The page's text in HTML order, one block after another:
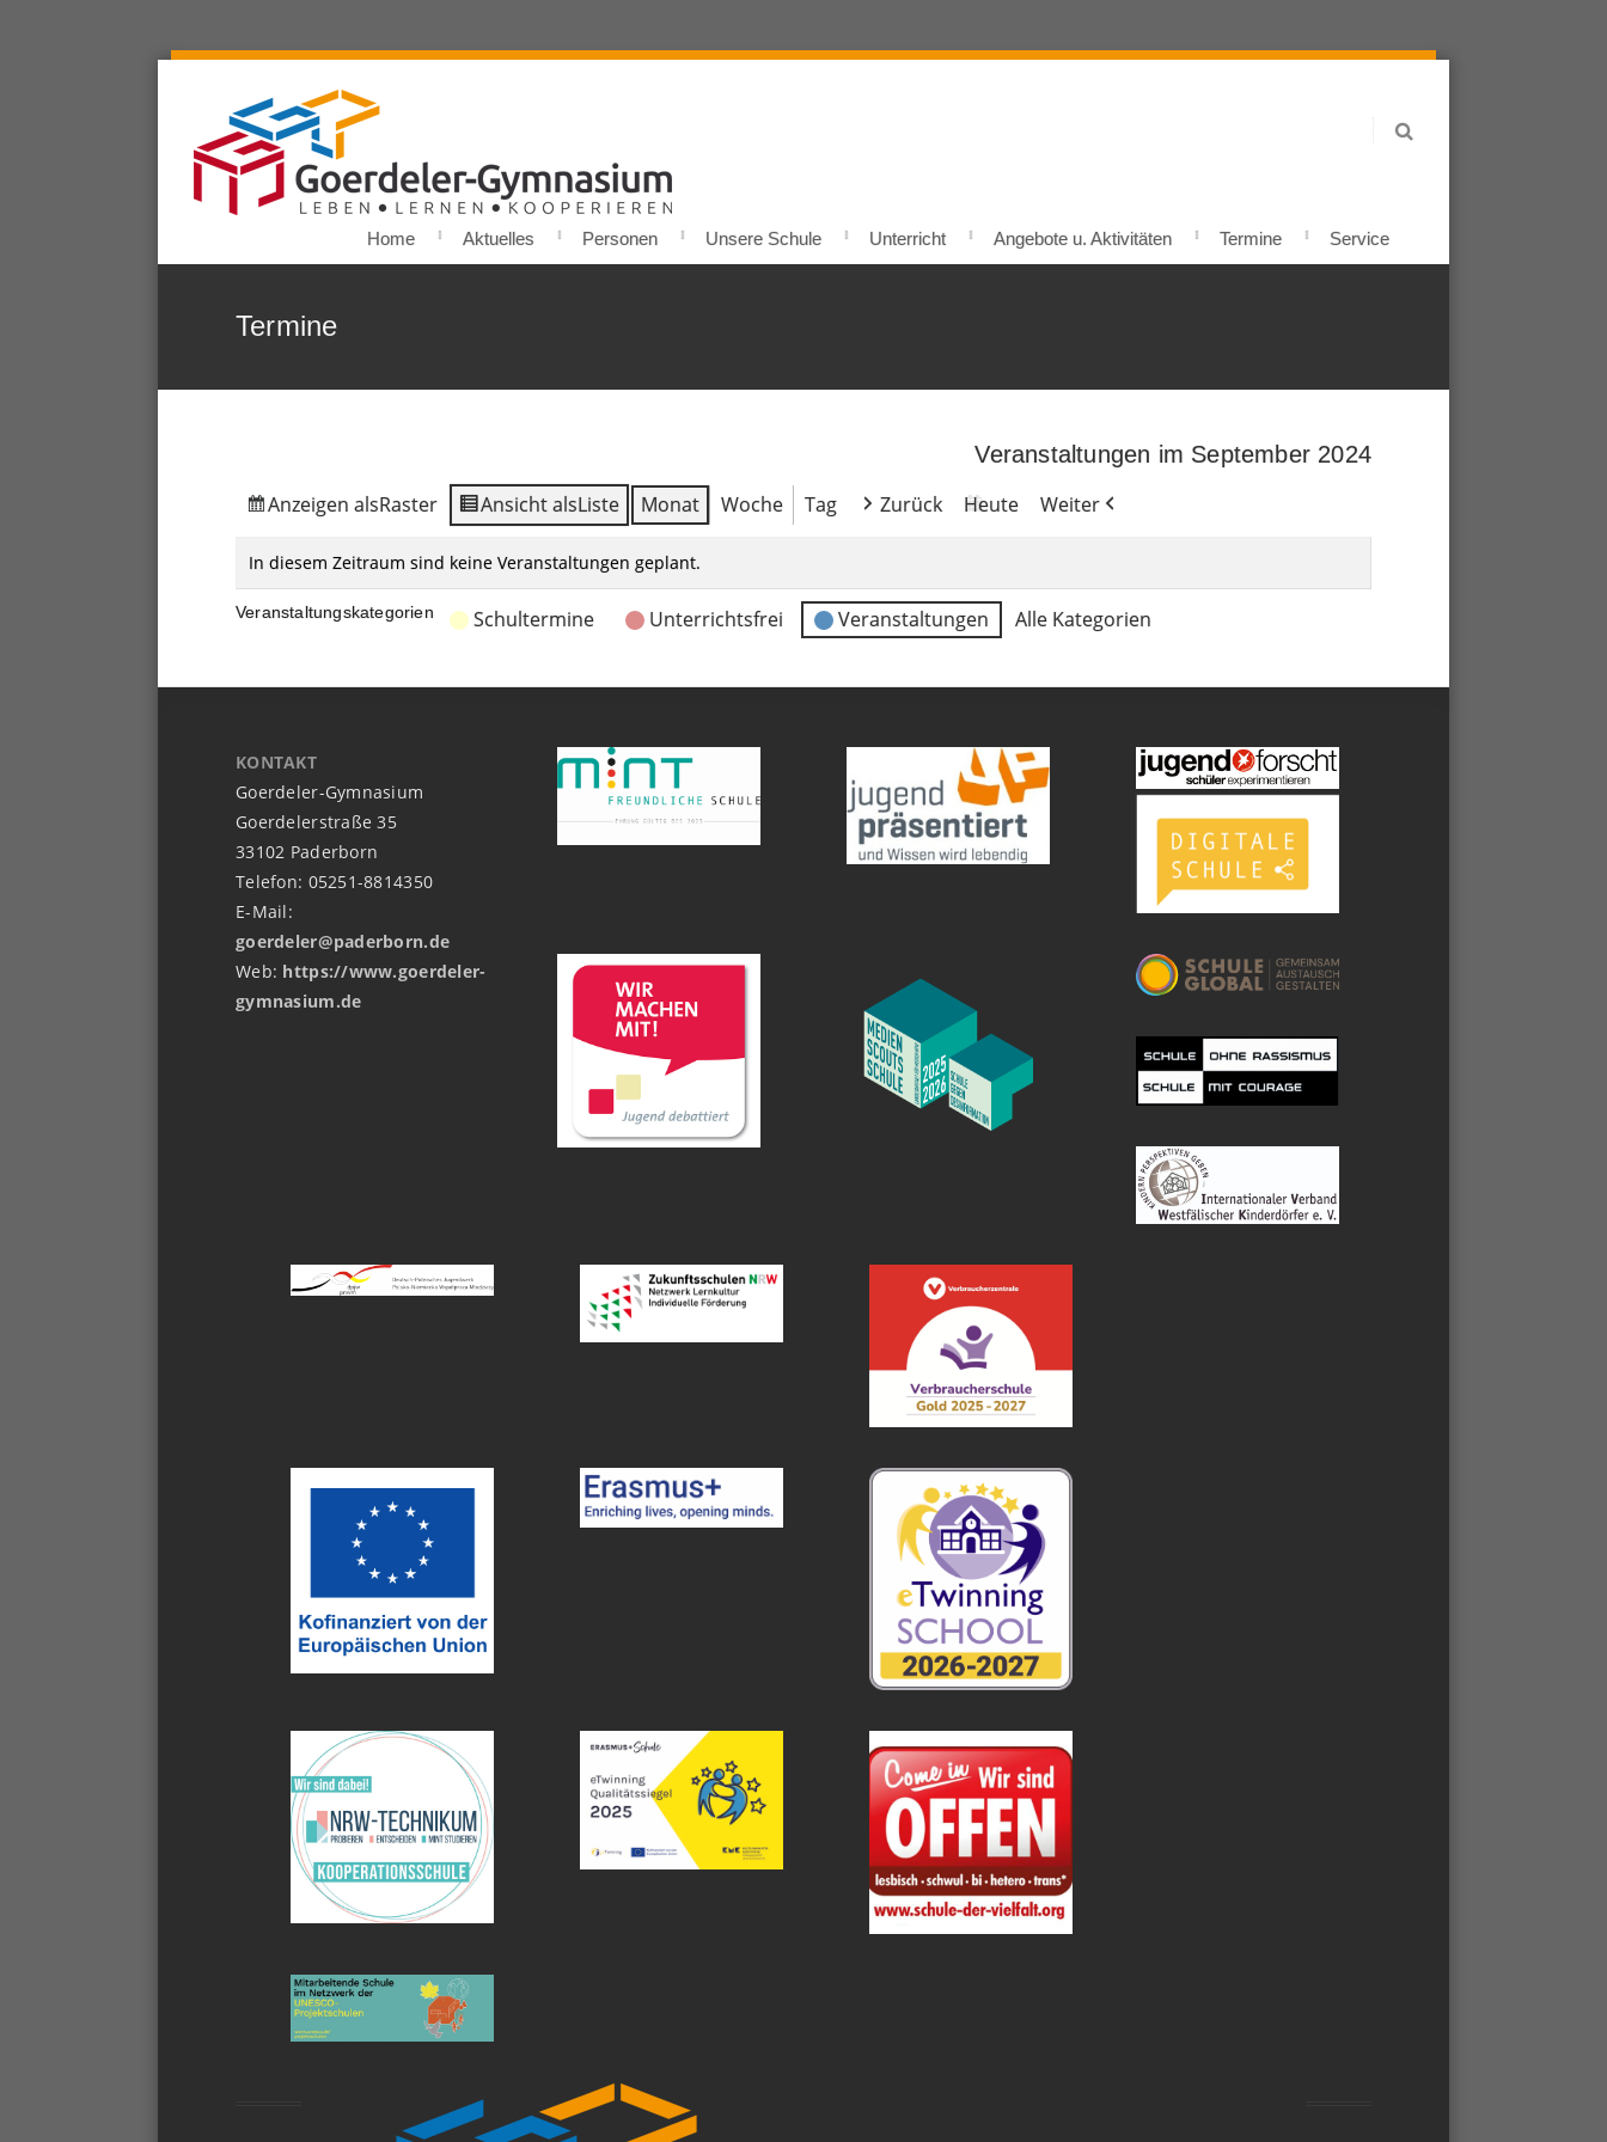
Home Aktuelles Personen Unsere Schule Unterricht Angebote u. Aktivitäten Termine Service
Termine
Veranstaltungen im September 2024
Anzeigen alsRaster Ansicht alsListe Monat Woche Tag Zurück Heute Weiter
In diesem Zeitraum sind keine Veranstaltungen geplant.
Veranstaltungskategorien Schultermine Unterrichtsfrei Veranstaltungen Alle Kategorien
KONTAKT
Goerdeler-Gymnasium
Goerdelerstraße 35
33102 Paderborn
Telefon: 05251-8814350
E-Mail:
goerdeler@paderborn.de
Web: https://www.goerdeler-
gymnasium.de